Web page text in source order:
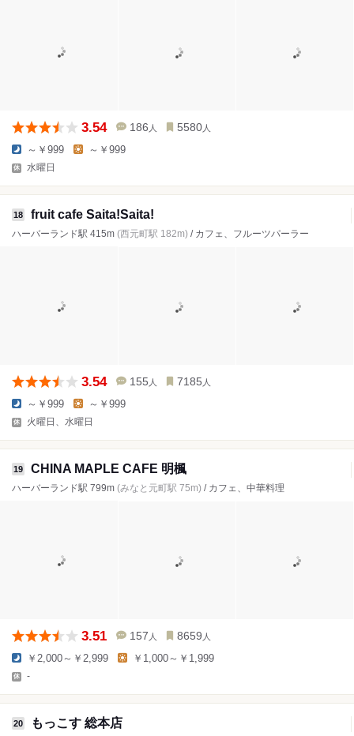
3.54 186 人 5580 人
～￥999 ～￥999
水曜日
18 fruit cafe Saita!Saita!
ハーバーランド駅 415m (西元町駅 182m) / カフェ、フルーツパーラー
3.54 155 人 7185 人
～￥999 ～￥999
火曜日、水曜日
19 CHINA MAPLE CAFE 明楓
ハーバーランド駅 799m (みなと元町駅 75m) / カフェ、中華料理
3.51 157 人 8659 人
￥2,000～￥2,999 ￥1,000～￥1,999
-
20 もっこす 総本店